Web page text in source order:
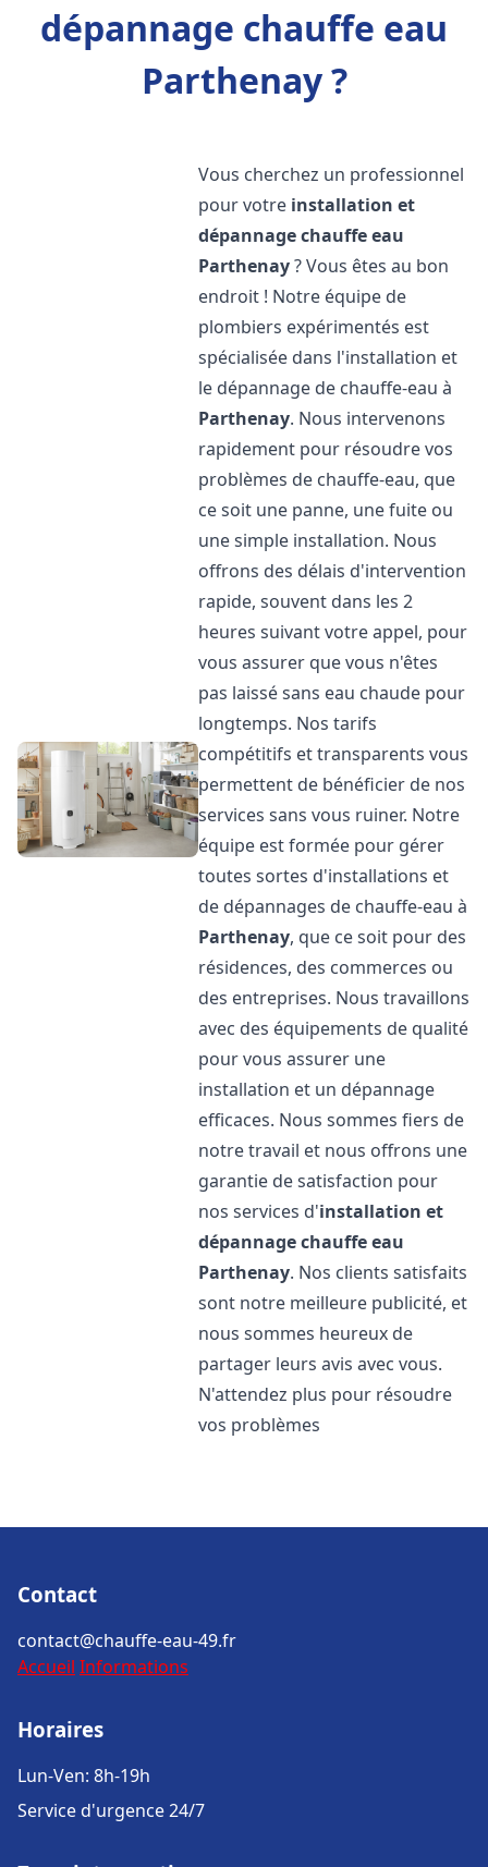
dépannage chauffe eau
Parthenay ?
Vous cherchez un professionnel
pour votre installation et
dépannage chauffe eau
Parthenay? Vous êtes au bon
endroit ! Notre équipe de
plombiers expérimentés est
spécialisée dans l'installation et
le dépannage de chauffe-eau à
Parthenay. Nous intervenons
rapidement pour résoudre vos
problèmes de chauffe-eau, que
ce soit une panne, une fuite ou
une simple installation. Nous
offrons des délais d'intervention
rapide, souvent dans les 2
heures suivant votre appel, pour
vous assurer que vous n'êtes
pas laissé sans eau chaude pour
longtemps. Nos tarifs
compétitifs et transparents vous
permettent de bénéficier de nos
services sans vous ruiner. Notre
équipe est formée pour gérer
toutes sortes d'installations et
de dépannages de chauffe-eau à
Parthenay, que ce soit pour des
résidences, des commerces ou
des entreprises. Nous travaillons
avec des équipements de qualité
pour vous assurer une
installation et un dépannage
efficaces. Nous sommes fiers de
notre travail et nous offrons une
garantie de satisfaction pour
nos services d'installation et
dépannage chauffe eau
Parthenay. Nos clients satisfaits
sont notre meilleure publicité, et
nous sommes heureux de
partager leurs avis avec vous.
N'attendez plus pour résoudre
vos problèmes
Contact
contact@chauffe-eau-49.fr
Accueil Informations
Horaires
Lun-Ven: 8h-19h
Service d'urgence 24/7